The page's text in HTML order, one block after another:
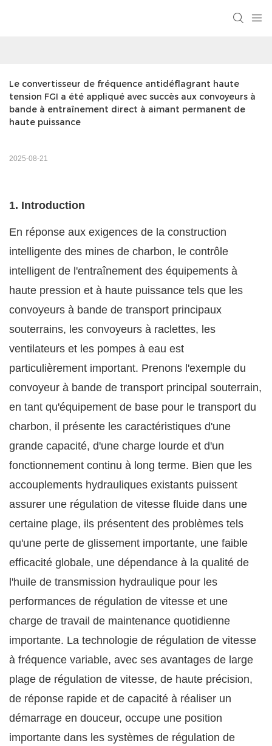
Le convertisseur de fréquence antidéflagrant haute
tension FGI a été appliqué avec succès aux convoyeurs à
bande à entraînement direct à aimant permanent de
haute puissance
2025-08-21
1. Introduction
En réponse aux exigences de la construction
intelligente des mines de charbon, le contrôle
intelligent de l'entraînement des équipements à
haute pression et à haute puissance tels que les
convoyeurs à bande de transport principaux
souterrains, les convoyeurs à raclettes, les
ventilateurs et les pompes à eau est
particulièrement important. Prenons l'exemple du
convoyeur à bande de transport principal souterrain,
en tant qu'équipement de base pour le transport du
charbon, il présente les caractéristiques d'une
grande capacité, d'une charge lourde et d'un
fonctionnement continu à long terme. Bien que les
accouplements hydrauliques existants puissent
assurer une régulation de vitesse fluide dans une
certaine plage, ils présentent des problèmes tels
qu'une perte de glissement importante, une faible
efficacité globale, une dépendance à la qualité de
l'huile de transmission hydraulique pour les
performances de régulation de vitesse et une
charge de travail de maintenance quotidienne
importante. La technologie de régulation de vitesse
à fréquence variable, avec ses avantages de large
plage de régulation de vitesse, de haute précision,
de réponse rapide et de capacité à réaliser un
démarrage en douceur, occupe une position
importante dans les systèmes de régulation de